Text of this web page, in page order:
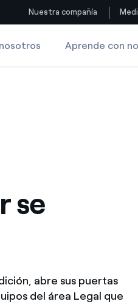
Siga
Nuestra compañía
Aprende con
se
abre sus puertas
del área Legal que